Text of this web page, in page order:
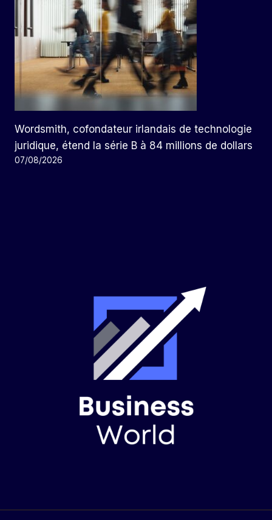
Wordsmith, cofondateur irlandais de technologie
juridique, étend la série B à 84 millions de dollars
07/08/2026